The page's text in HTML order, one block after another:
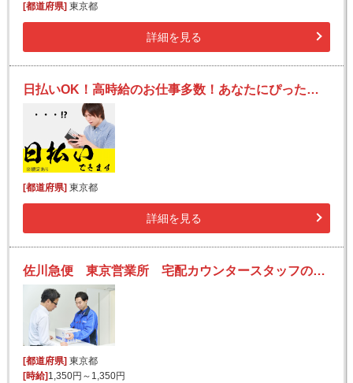
[都道府県] 東京都
詳細を見る
日払いOK！高時給のお仕事多数！あなたにぴったりのお仕事を見つけます！
[都道府県] 東京都
詳細を見る
佐川急便 東京営業所 宅配カウンタースタッフの求人！ホテル・商業施設・預かりセンターなど♪お客様からの感謝が嬉しい！
[都道府県] 東京都
[時給] 1,350円～1,350円